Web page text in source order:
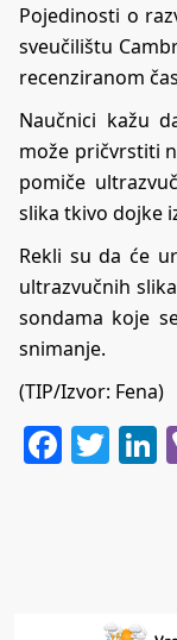
Pojedinosti o
sveučilištu
recenziranom
Naučnici kažu
može pričvrstiti
pomiče
slika tkivo dojke
Rekli su da će
ultrazvučnih
sondama koje
snimanje.
(TIP/Izvor: Fena)